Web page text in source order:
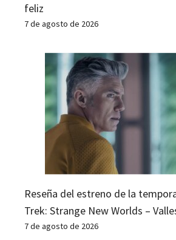
feliz
7 de agosto de 2026
Reseña del estreno de la
Trek: Strange New Worlds –
7 de agosto de 2026